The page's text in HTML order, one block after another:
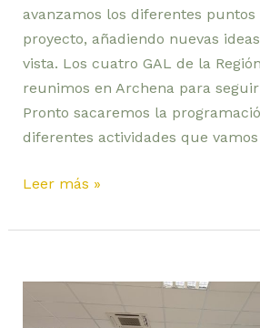
avanzamos los diferentes
proyecto, añadiendo nuevas
vista. Los cuatro GAL de la
reunimos en Archena para
Pronto sacaremos la
diferentes actividades que
Leer más »
Asociación